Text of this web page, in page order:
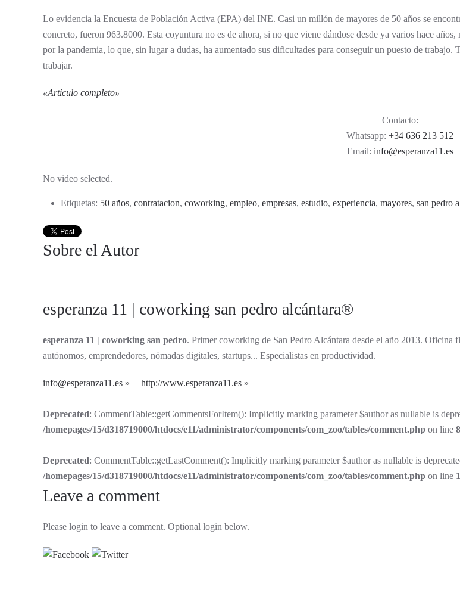
Lo evidencia la Encuesta de Población Activa (EPA) del INE. Casi un millón de mayores de 50 años se
concreto, fueron 963.8000. Esta coyuntura no es de ahora, si no que viene dándose desde ya varios hace
por la pandemia, lo que, sin lugar a dudas, ha aumentado sus dificultades para conseguir un puesto de trabajo.
trabajar.
«Artículo completo»
Contacto:
Whatsapp: +34 636 213 512
Email: info@esperanza11.es
No video selected.
Etiquetas: 50 años, contratacion, coworking, empleo, empresas, estudio, experiencia, mayores, san pedro
Sobre el Autor
esperanza 11 | coworking san pedro alcántara®
esperanza 11 | coworking san pedro. Primer coworking de San Pedro Alcántara desde el año 2013. Oficina
autónomos, emprendedores, nómadas digitales, startups... Especialistas en productividad.
info@esperanza11.es http://www.esperanza11.es
Deprecated: CommentTable::getCommentsForItem(): Implicitly marking parameter $author as nullable is
/homepages/15/d318719000/htdocs/e11/administrator/components/com_zoo/tables/comment.php on line
Deprecated: CommentTable::getLastComment(): Implicitly marking parameter $author as nullable is
/homepages/15/d318719000/htdocs/e11/administrator/components/com_zoo/tables/comment.php on line
Leave a comment
Please login to leave a comment. Optional login below.